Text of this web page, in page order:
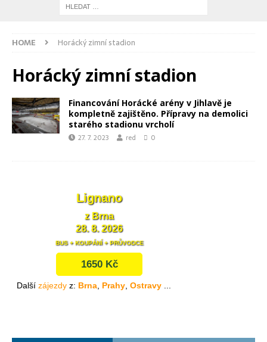
HOME Horácký zimní stadion
Horácký zimní stadion
Financování Horácké arény v Jihlavě je
kompletně zajištěno. Přípravy na demolici
starého stadionu vrcholí
27. 7. 2023 red 0